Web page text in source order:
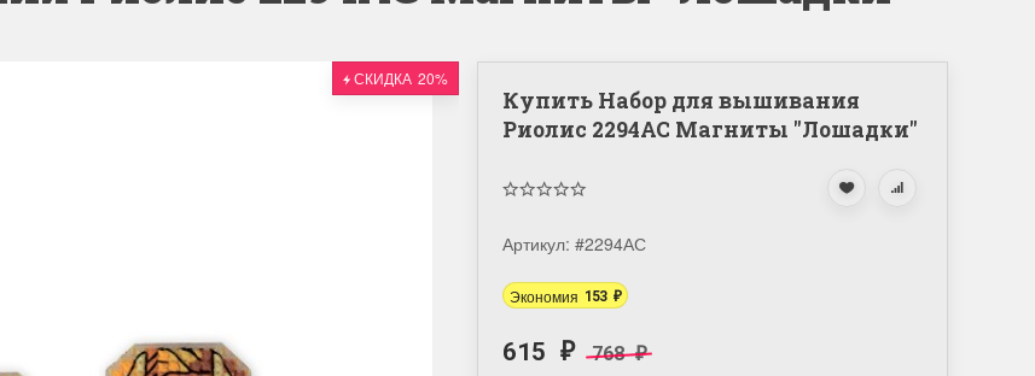
СКИДКА 20%
Купить Набор для вышивания
Риолис 2294АС Магниты "Лошадки"
Артикул: #2294АС
Экономия 153 ₽
615 ₽ 768₽